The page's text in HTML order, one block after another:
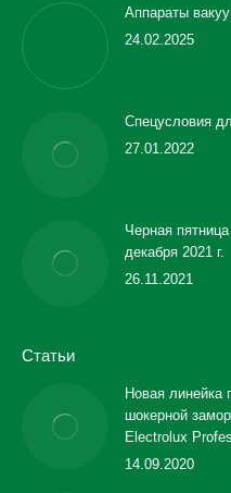
Аппараты
24.02.2025
Спецусловия
27.01.2022
Черная
декабря 2021 г.
26.11.2021
Статьи
Новая линейка
шокерной
Electrolux
14.09.2020